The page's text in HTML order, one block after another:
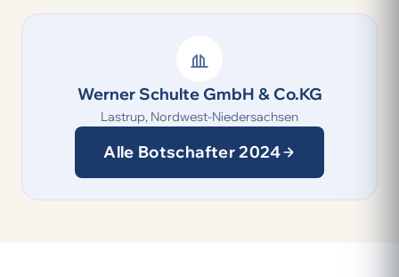
Werner Schulte GmbH & Co.KG
Lastrup, Nordwest-Niedersachsen
Alle Botschafter 2024